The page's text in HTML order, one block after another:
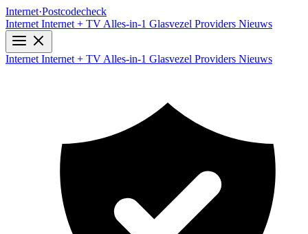
Internet·Postcodecheck
Internet Internet + TV Alles-in-1 Glasvezel Providers Nieuws
Internet Internet + TV Alles-in-1 Glasvezel Providers Nieuws